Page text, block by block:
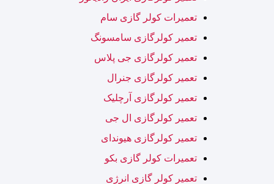
تعمیرات کولر گازی سام
تعمیر کولرگازی سامسونگ
تعمیر کولرگازی جی پلاس
تعمیر کولرگازی جنرال
تعمیر کولرگازی آرچلیک
تعمیر کولرگازی ال جی
تعمیر کولرگازی هیوندای
تعمیرات کولر گازی بکو
تعمیر کولر گازی انرژی